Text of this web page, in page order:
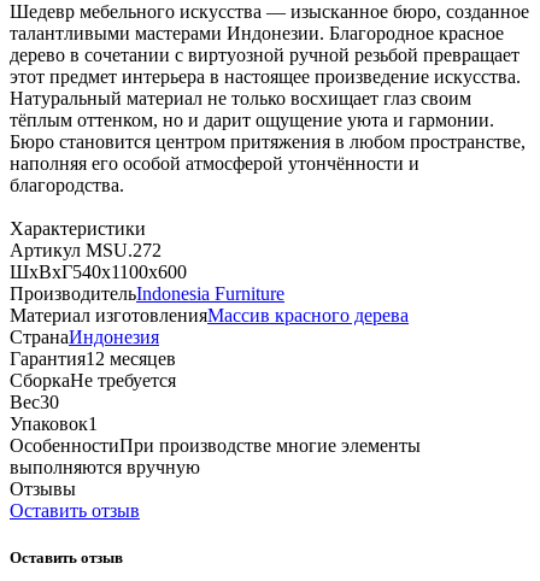
Шедевр мебельного искусства — изысканное бюро, созданное
талантливыми мастерами Индонезии. Благородное красное
дерево в сочетании с виртуозной ручной резьбой превращает
этот предмет интерьера в настоящее произведение искусства.
Натуральный материал не только восхищает глаз своим
тёплым оттенком, но и дарит ощущение уюта и гармонии.
Бюро становится центром притяжения в любом пространстве,
наполняя его особой атмосферой утончённости и
благородства.
Характеристики
Артикул MSU.272
ШхВхГ540х1100х600
ПроизводительIndonesia Furniture
Материал изготовленияМассив красного дерева
СтранаИндонезия
Гарантия12 месяцев
СборкаНе требуется
Вес30
Упаковок1
ОсобенностиПри производстве многие элементы
выполняются вручную
Отзывы
Оставить отзыв
Оставить отзыв